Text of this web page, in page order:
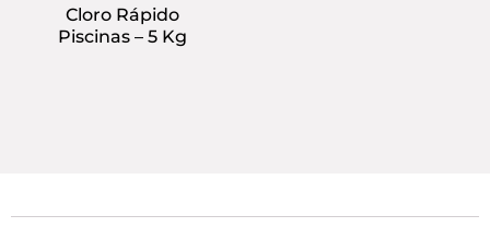
Cloro Rápido
Piscinas – 5 Kg